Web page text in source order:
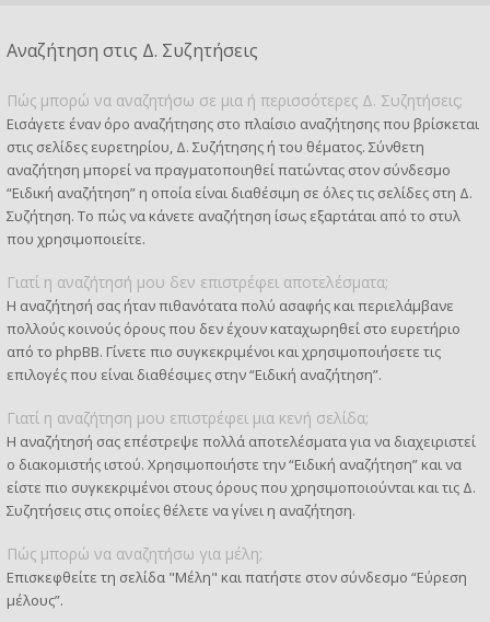
Αναζήτηση στις Δ. Συζητήσεις
Πώς μπορώ να αναζητήσω σε μια ή περισσότερες Δ. Συζητήσεις;
Εισάγετε έναν όρο αναζήτησης στο πλαίσιο αναζήτησης που βρίσκεται
στις σελίδες ευρετηρίου, Δ. Συζήτησης ή του θέματος. Σύνθετη
αναζήτηση μπορεί να πραγματοποιηθεί πατώντας στον σύνδεσμο
“Ειδική αναζήτηση” η οποία είναι διαθέσιμη σε όλες τις σελίδες στη Δ.
Συζήτηση. Το πώς να κάνετε αναζήτηση ίσως εξαρτάται από το στυλ
που χρησιμοποιείτε.
Γιατί η αναζήτησή μου δεν επιστρέφει αποτελέσματα;
Η αναζήτησή σας ήταν πιθανότατα πολύ ασαφής και περιελάμβανε
πολλούς κοινούς όρους που δεν έχουν καταχωρηθεί στο ευρετήριο
από το phpBB. Γίνετε πιο συγκεκριμένοι και χρησιμοποιήσετε τις
επιλογές που είναι διαθέσιμες στην “Ειδική αναζήτηση”.
Γιατί η αναζήτηση μου επιστρέφει μια κενή σελίδα;
Η αναζήτησή σας επέστρεψε πολλά αποτελέσματα για να διαχειριστεί
ο διακομιστής ιστού. Χρησιμοποιήστε την “Ειδική αναζήτηση” και να
είστε πιο συγκεκριμένοι στους όρους που χρησιμοποιούνται και τις Δ.
Συζητήσεις στις οποίες θέλετε να γίνει η αναζήτηση.
Πώς μπορώ να αναζητήσω για μέλη;
Επισκεφθείτε τη σελίδα "Μέλη" και πατήστε στον σύνδεσμο “Εύρεση
μέλους”.